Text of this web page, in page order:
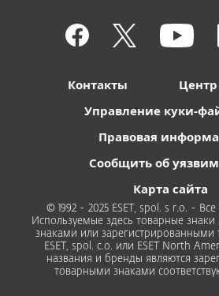
Контакты
Управление куки-
Правовая
Сообщить об
Карта сайта
© 1992 - 2025 ESET, spol. s r.o. -
Используемые здесь товарные
знаками или
ESET, spol. с.о. или ESET North
названия и бренды являются
товарными знаками